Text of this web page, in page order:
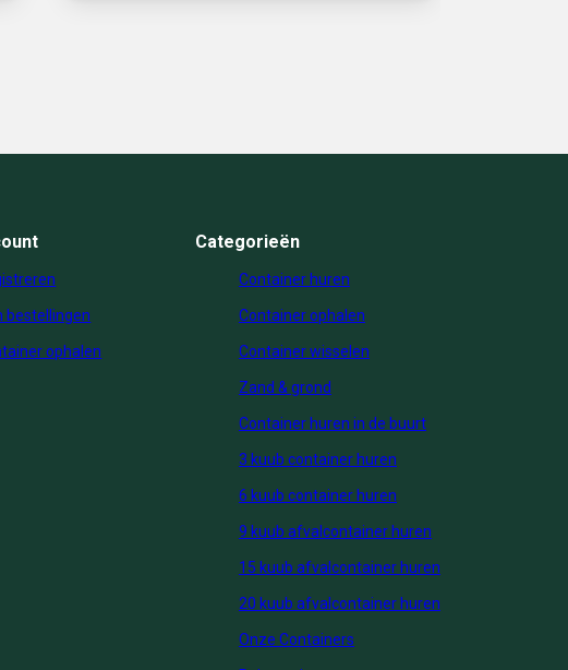
bestellingen
ophalen
Categorieën
Container huren
Container ophalen
Container wisselen
Zand & grond
Container huren in de buurt
3 kuub container huren
6 kuub container huren
9 kuub afvalcontainer huren
15 kuub afvalcontainer huren
20 kuub afvalcontainer huren
Onze Containers